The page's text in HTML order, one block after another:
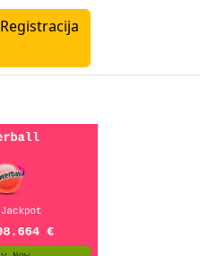
Registracija